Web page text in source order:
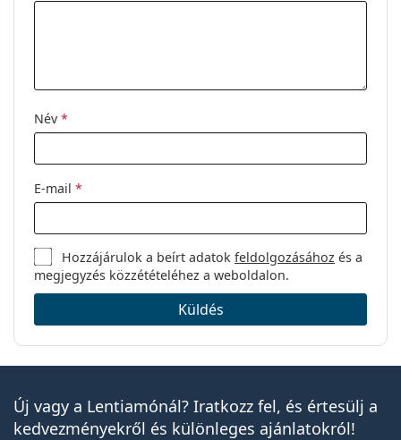
Név *
E-mail *
Hozzájárulok a beírt adatokfeldolgozásához és a
megjegyzés közzétételéhez a weboldalon.
Küldés
Új vagy a Lentiamónál? Iratkozz fel, és értesülj a
kedvezményekről és különleges ajánlatokról!